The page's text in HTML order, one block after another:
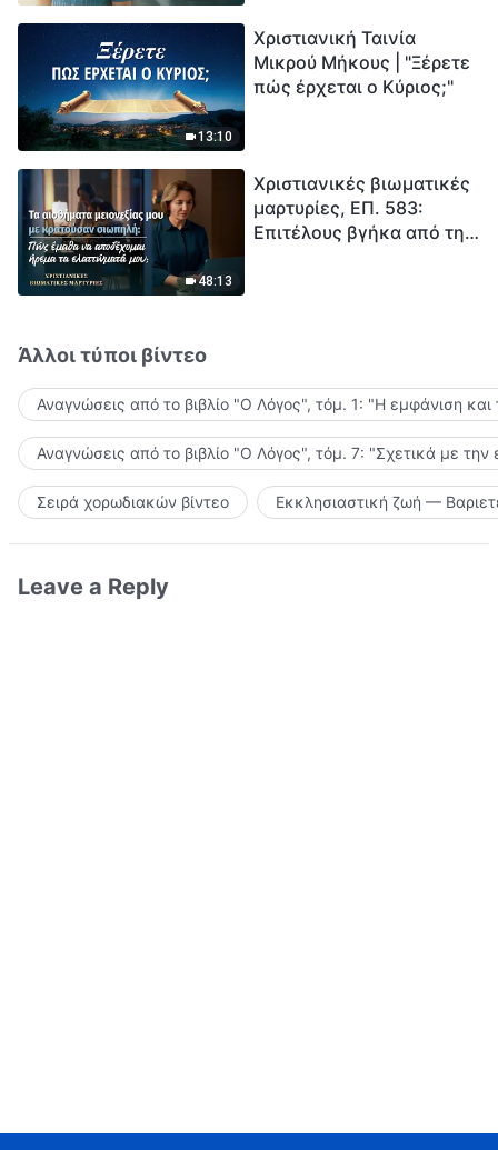
13:10
Χριστιανική Ταινία
Μικρού Μήκους | "Ξέρετε
πώς έρχεται ο Κύριος;"
48:13
Χριστιανικές βιωματικές
μαρτυρίες, ΕΠ. 583:
Επιτέλους βγήκα από τη
Άλλοι τύποι βίντεο
Αναγνώσεις από το βιβλίο "Ο Λόγος", τόμ. 1: "Η εμφάνιση
Αναγνώσεις από το βιβλίο "Ο Λόγος", τόμ. 7: "Σχετικά με την
Σειρά χορωδιακών βίντεο Εκκλησιαστική ζωή —
Leave a Reply